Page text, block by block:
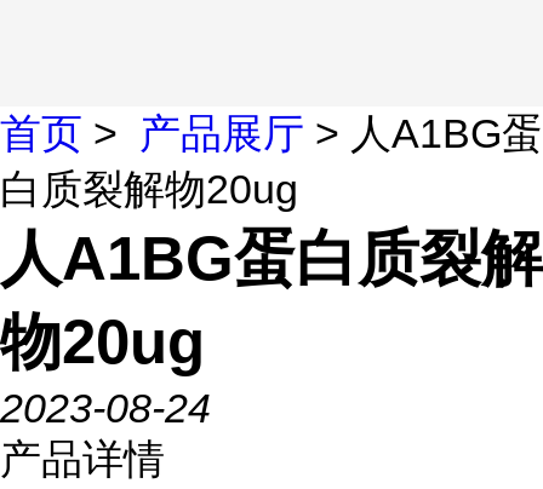
首页 > 产品展厅 > 人A1BG蛋
白质裂解物20ug
人A1BG蛋白质裂解
物20ug
2023-08-24
产品详情